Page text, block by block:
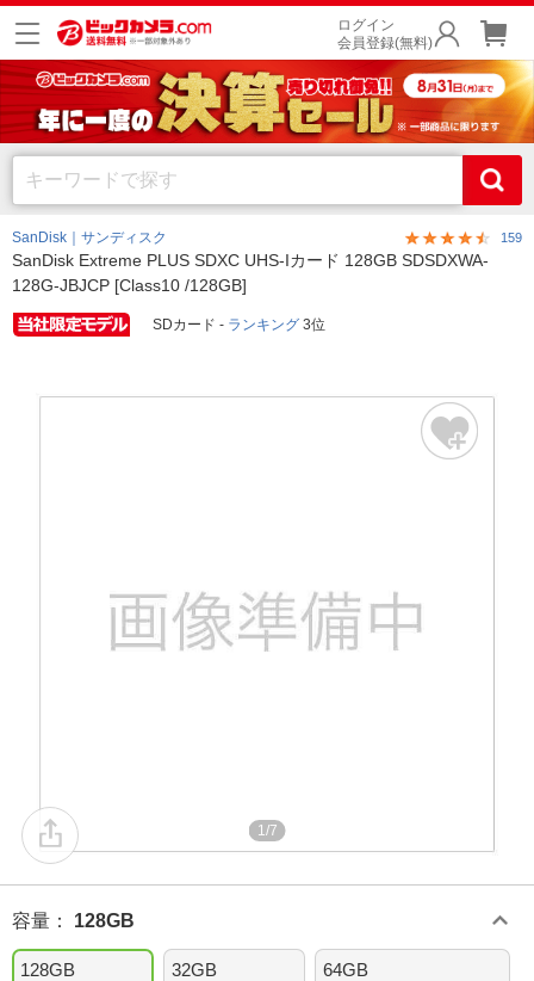
ログイン
会員登録(無料)
SanDisk｜サンディスク 159
SanDisk Extreme PLUS SDXC UHS-Iカード 128GB SDSDXWA-
128G-JBJCP [Class10 /128GB]
SDカード - ランキング 3位
1/7
容量 ： 128GB
128GB 32GB 64GB